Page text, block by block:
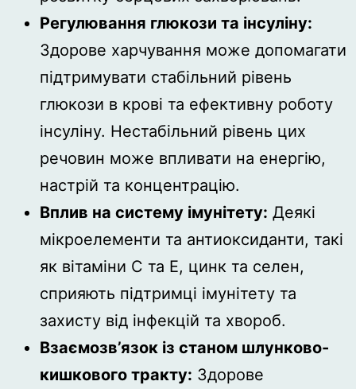
Регулювання глюкози та інсуліну:
Здорове харчування може допомагати
підтримувати стабільний рівень
глюкози в крові та ефективну роботу
інсуліну. Нестабільний рівень цих
речовин може впливати на енергію,
настрій та концентрацію.
Вплив на систему імунітету: Деякі
мікроелементи та антиоксиданти, такі
як вітаміни C та E, цинк та селен,
сприяють підтримці імунітету та
захисту від інфекцій та хвороб.
Взаємозв’язок із станом шлунково-
кишкового тракту: Здорове